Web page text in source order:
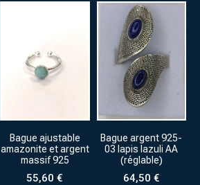
Bague ajustable
amazonite et argent
massif 925
55,60€
Bague argent 925-
03 lapis lazuli AA
(réglable)
64,50 €